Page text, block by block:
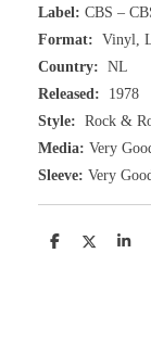
Label: CBS ‎–
Format: Vinyl,
Country: NL
Released: 1978
Style: Rock &
Media: Very
Sleeve: Very
D
D
S